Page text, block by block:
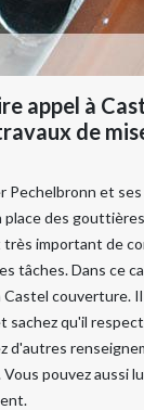
appel à
de
Pechelbronn et
des
très important de
tâches. Dans ce
couverture. Il
sachez qu'il
d'autres
pouvez aussi